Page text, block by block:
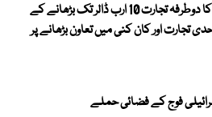
پاکستان اور ایران کا دوطرفہ تجارت 10 ارب ڈالر تک بڑھانے کے
تجارت اور کان کنی میں تعاون بڑھانے پر
فوج کے فضائی حملے